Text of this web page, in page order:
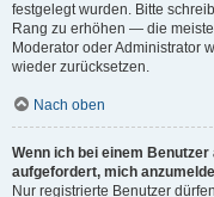
festgelegt wurden. Bitte
Rang zu erhöhen — die
Moderator oder Administrator
wieder zurücksetzen.
Nach oben
Wenn ich bei einem
aufgefordert, mich
Nur registrierte Benutzer